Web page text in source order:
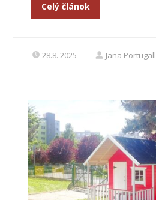
Celý článok
28.8. 2025 Jana Portugall